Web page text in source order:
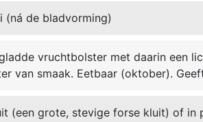
(ná de bladvorming)
vruchtbolster met daarin een
van smaak. Eetbaar (oktober).
(een grote, stevige forse kluit) of in